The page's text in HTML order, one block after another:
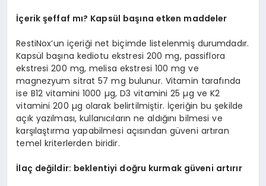
İçerik şeffaf mı? Kapsül başına etken maddeler
RestiNox’un içeriği net biçimde listelenmiş durumdadır.
Kapsül başına kediotu ekstresi 200 mg, passiflora
ekstresi 200 mg, melisa ekstresi 100 mg ve
magnezyum sitrat 57 mg bulunur. Vitamin tarafında
ise B12 vitamini 1000 µg, D3 vitamini 25 µg ve K2
vitamini 200 µg olarak belirtilmiştir. İçeriğin bu şekilde
açık yazılması, kullanıcıların ne aldığını bilmesi ve
karşılaştırma yapabilmesi açısından güveni artıran
temel kriterlerden biridir.
İlaç değildir: beklentiyi doğru kurmak güveni artırır